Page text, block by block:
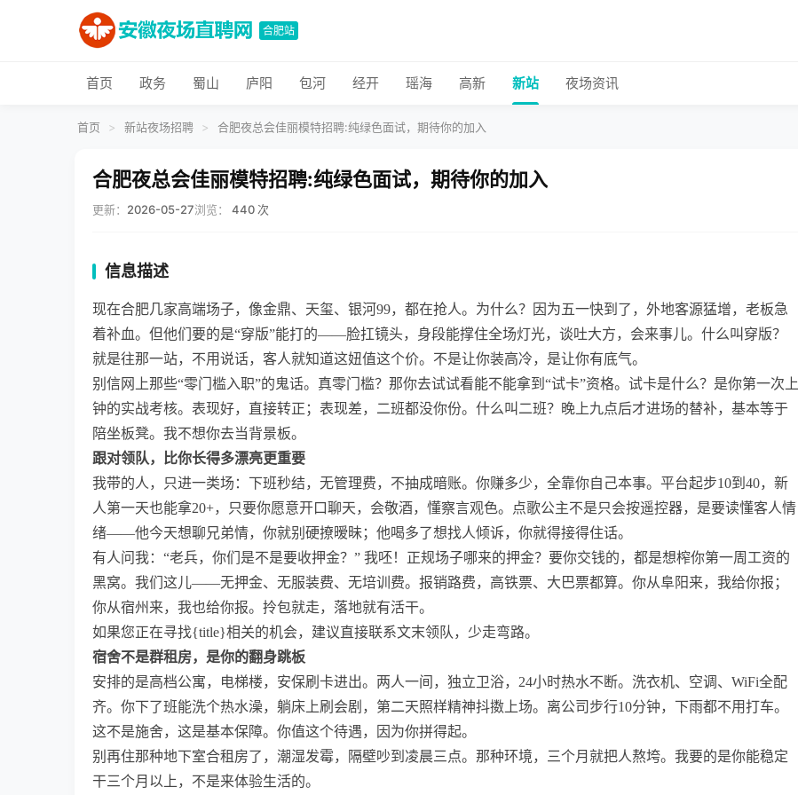
合肥站
首页 政务 蜀山 庐阳 包河 经开 瑶海 高新 新站 夜场资讯
首页 > 新站夜场招聘 > 合肥夜总会佳丽模特招聘:纯绿色面试，期待你的加入
合肥夜总会佳丽模特招聘:纯绿色面试，期待你的加入
更新： 2026-05-27浏览： 440 次
信息描述
现在合肥几家高端场子，像金鼎、天玺、银河99，都在抢人。为什么？因为五一快到了，外地客源猛增，老板急
着补血。但他们要的是“穿版”能打的——脸扛镜头，身段能撑住全场灯光，谈吐大方，会来事儿。什么叫穿版？
就是往那一站，不用说话，客人就知道这妞值这个价。不是让你装高冷，是让你有底气。
别信网上那些“零门槛入职”的鬼话。真零门槛？那你去试试看能不能拿到“试卡”资格。试卡是什么？是你第一次上
钟的实战考核。表现好，直接转正；表现差，二班都没你份。什么叫二班？晚上九点后才进场的替补，基本等于
陪坐板凳。我不想你去当背景板。
跟对领队，比你长得多漂亮更重要
我带的人，只进一类场：下班秒结，无管理费，不抽成暗账。你赚多少，全靠你自己本事。平台起步10到40，新
人第一天也能拿20+，只要你愿意开口聊天，会敬酒，懂察言观色。点歌公主不是只会按遥控器，是要读懂客人情
绪——他今天想聊兄弟情，你就别硬撩暧昧；他喝多了想找人倾诉，你就得接得住话。
有人问我：“老兵，你们是不是要收押金？” 我呸！正规场子哪来的押金？要你交钱的，都是想榨你第一周工资的
黑窝。我们这儿——无押金、无服装费、无培训费。报销路费，高铁票、大巴票都算。你从阜阳来，我给你报；
你从宿州来，我也给你报。拎包就走，落地就有活干。
如果您正在寻找{title}相关的机会，建议直接联系文末领队，少走弯路。
宿舍不是群租房，是你的翻身跳板
安排的是高档公寓，电梯楼，安保刷卡进出。两人一间，独立卫浴，24小时热水不断。洗衣机、空调、WiFi全配
齐。你下了班能洗个热水澡，躺床上刷会剧，第二天照样精神抖擞上场。离公司步行10分钟，下雨都不用打车。
这不是施舍，这是基本保障。你值这个待遇，因为你拼得起。
别再住那种地下室合租房了，潮湿发霉，隔壁吵到凌晨三点。那种环境，三个月就把人熬垮。我要的是你能稳定
干三个月以上，不是来体验生活的。